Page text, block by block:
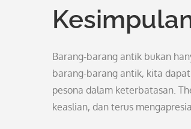
Barang-barang antik bukan
barang-barang antik, kita
pesona dalam keterbatasan.
keaslian, dan terus